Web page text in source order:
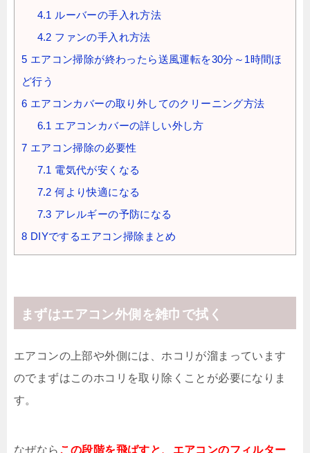
4.1 ルーバーの手入れ方法
4.2 ファンの手入れ方法
5 エアコン掃除が終わったら送風運転を30分～1時間ほ
ど行う
6 エアコンカバーの取り外してのクリーニング方法
6.1 エアコンカバーの詳しい外し方
7 エアコン掃除の必要性
7.1 電気代が安くなる
7.2 何より快適になる
7.3 アレルギーの予防になる
8 DIYでするエアコン掃除まとめ
まずはエアコン外側を雑巾で拭く
エアコンの上部や外側には、ホコリが溜まっています
のでまずはこのホコリを取り除くことが必要になりま
す。
なぜなら この段階を飛ばすと、エアコンのフィルター